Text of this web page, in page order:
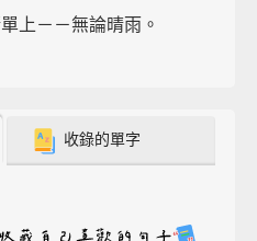
上－－無論晴雨。
收錄的單字